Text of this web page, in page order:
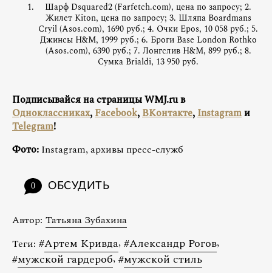
Шарф Dsquared2 (Farfetch.com), цена по запросу; 2.
Жилет Kiton, цена по запросу; 3. Шляпа Boardmans
Cryil (Asos.com), 1690 руб.; 4. Очки Epos, 10 058 руб.; 5.
Джинсы H&M, 1999 руб.; 6. Броги Base London Rothko
(Asos.com), 6390 руб.; 7. Лонгслив H&M, 899 руб.; 8.
Сумка Brialdi, 13 950 руб.
Подписывайся на страницы WMJ.ru в
Одноклассниках,Facebook,ВКонтакте,Instagramи
Telegram!
Фото: Instagram, архивы пресс-служб
0 ОБСУДИТЬ
Автор: Татьяна Зубахина
Теги: #Артем Кривда, #Александр Рогов,
#мужской гардероб, #мужской стиль